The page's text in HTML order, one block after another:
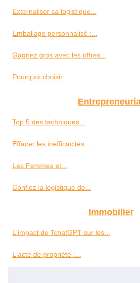
Externaliser sa logistique...
Emballage personnalisé :...
Gagnez gros avec les offres...
Pourquoi choisir...
Top 5 des techniques...
Effacer les inefficacités :...
Les Femmes et...
Confiez la logistique de...
Immobilier
L'impact de TchatGPT sur les...
L'acte de propriété :...